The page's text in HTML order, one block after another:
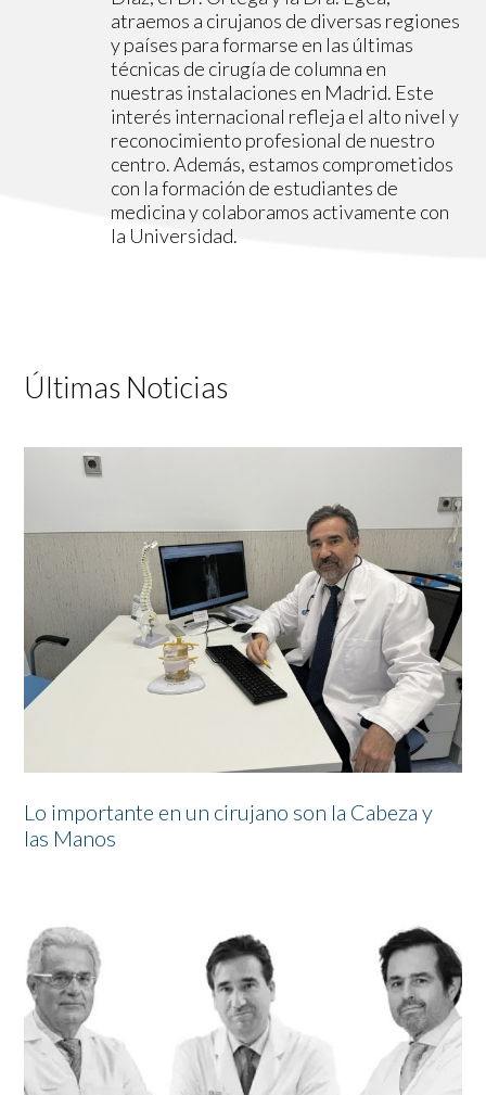
atraemos a cirujanos de diversas regiones
y países para formarse en las últimas
técnicas de cirugía de columna en
nuestras instalaciones en Madrid. Este
interés internacional refleja el alto nivel y
reconocimiento profesional de nuestro
centro. Además, estamos comprometidos
con la formación de estudiantes de
medicina y colaboramos activamente con
la Universidad.
Últimas Noticias
Lo importante en un cirujano son la Cabeza y
las Manos